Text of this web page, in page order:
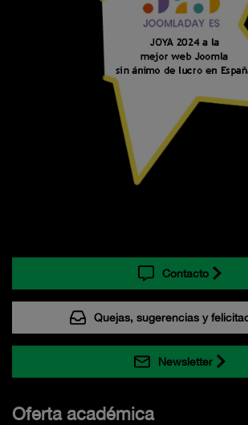
Contacto
Quejas, sugerencias y
Newsletter
Oferta académica